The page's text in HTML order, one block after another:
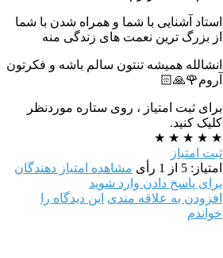
استاد آشنایی با شما و همراه شدن با شما
از بزرگ ترین نعمت های زندگی منه
انشالله همیشه تنتون سالم باشه و فکرتون
آروم🌹🙏🏻
برای ثبت امتیاز ، روی ستاره موردنظر
کلیک کنید.
★
★
★
★
★
ثبت امتیاز
امتیاز: 5 از 1 رأی
مشاهده امتیاز دهندگان
برای پاسخ دادن وارد شوید
افزودن به علاقه مندی این دیدگاه را
خواندم